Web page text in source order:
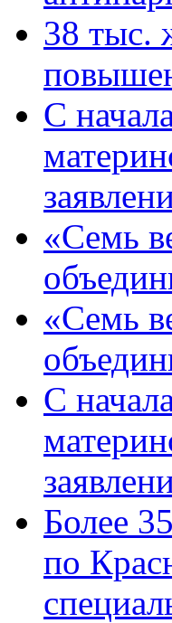
38 тыс.
С
«Семь
«Семь
С
Более
по